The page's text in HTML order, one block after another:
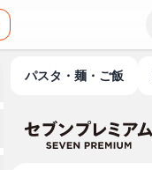
パスタ・麺・ご飯